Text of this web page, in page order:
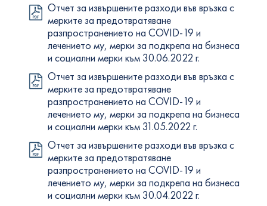
Отчет за извършените разходи във връзка с
мерките за предотвратяване
разпространението на COVID-19 и
лечението му, мерки за подкрепа на бизнеса
и социални мерки към 30.06.2022 г.
Отчет за извършените разходи във връзка с
мерките за предотвратяване
разпространението на COVID-19 и
лечението му, мерки за подкрепа на бизнеса
и социални мерки към 31.05.2022 г.
Отчет за извършените разходи във връзка с
мерките за предотвратяване
разпространението на COVID-19 и
лечението му, мерки за подкрепа на бизнеса
и социални мерки към 30.04.2022 г.